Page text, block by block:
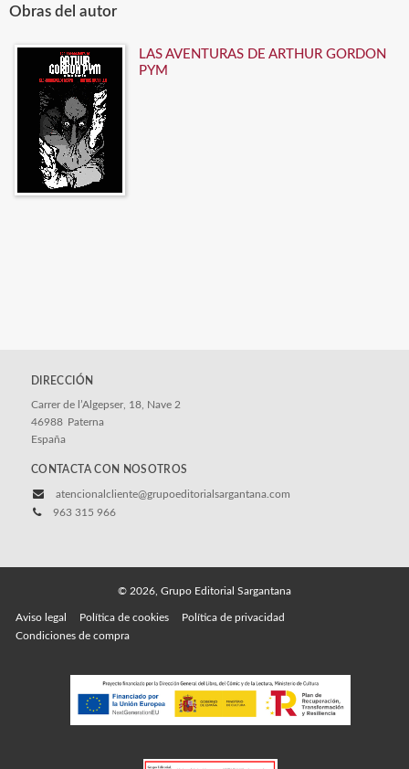
Obras del autor
LAS AVENTURAS DE ARTHUR GORDON
PYM
DIRECCIÓN
Carrer de l’Algepser, 18, Nave 2
46988 Paterna
España
CONTACTA CON NOSOTROS
atencionalcliente@grupoeditorialsargantana.com
963 315 966
© 2026, Grupo Editorial Sargantana
Aviso legal Política de cookies
Política de privacidad
Condiciones de compra